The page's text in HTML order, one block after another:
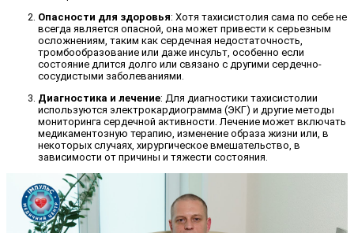
Опасности для здоровья: Хотя тахисистолия сама по себе не
всегда является опасной, она может привести к серьезным
осложнениям, таким как сердечная недостаточность,
тромбообразование или даже инсульт, особенно если
состояние длится долго или связано с другими сердечно-
сосудистыми заболеваниями.
Диагностика и лечение: Для диагностики тахисистолии
используются электрокардиограмма (ЭКГ) и другие методы
мониторинга сердечной активности. Лечение может включать
медикаментозную терапию, изменение образа жизни или, в
некоторых случаях, хирургическое вмешательство, в
зависимости от причины и тяжести состояния.